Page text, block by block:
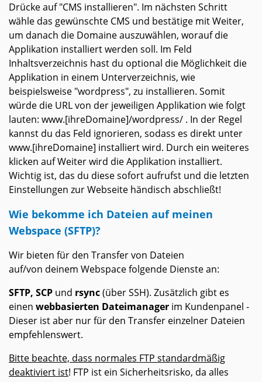
Drücke auf "CMS installieren". Im nächsten Schritt
wähle das gewünschte CMS und bestätige mit Weiter,
um danach die Domaine auszuwählen, worauf die
Applikation installiert werden soll. Im Feld
Inhaltsverzeichnis hast du optional die Möglichkeit die
Applikation in einem Unterverzeichnis, wie
beispielsweise "wordpress", zu installieren. Somit
würde die URL von der jeweiligen Applikation wie folgt
lauten: www.[ihreDomaine]/wordpress/ . In der Regel
kannst du das Feld ignorieren, sodass es direkt unter
www.[ihreDomaine] installiert wird. Durch ein weiteres
klicken auf Weiter wird die Applikation installiert.
Wichtig ist, das du diese sofort aufrufst und die letzten
Einstellungen zur Webseite händisch abschließt!
Wie bekomme ich Dateien auf meinen
Webspace (SFTP)?
Wir bieten für den Transfer von Dateien
auf/von deinem Webspace folgende Dienste an:
SFTP, SCP und rsync(über SSH). Zusätzlich gibt es
einen webbasierten Dateimanager im Kundenpanel -
Dieser ist aber nur für den Transfer einzelner Dateien
empfehlenswert.
Bitte beachte, dass normales FTP standardmäßig
deaktiviert ist! FTP ist ein Sicherheitsrisko, da alles